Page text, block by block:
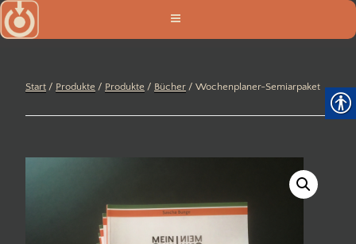
Zum
Inhalt
Start / Produkte / Produkte / Bücher / Wochenplaner-Semiarpaket